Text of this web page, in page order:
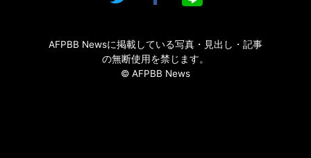
AFPBB Newsに掲載している写真・見出し・記事
の無断使用を禁じます。
© AFPBB News